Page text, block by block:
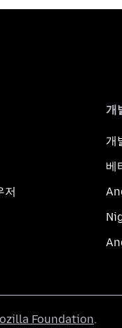
저
개
개
베
Foundation.